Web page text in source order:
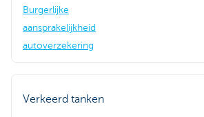
Burgerlijke
aansprakelijkheid
autoverzekering
Verkeerd tanken